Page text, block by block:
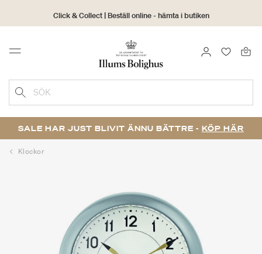
Click & Collect | Beställ online - hämta i butiken
30 dagars returrätt
Menu LOGGA IN
SÖK
SALE HAR JUST BLIVIT ÄNNU BÄTTRE - KÖP HÄR
Klockor